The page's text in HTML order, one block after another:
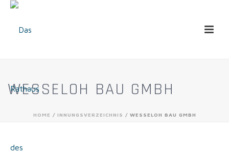
WESSELOH BAU GMBH
HOME / INNUNGSVERZEICHNIS / WESSELOH BAU GMBH